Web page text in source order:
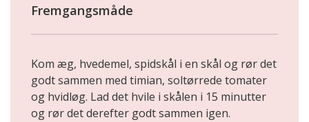
Fremgangsmåde
Kom æg, hvedemel, spidskål i en skål og rør det
godt sammen med timian, soltørrede tomater
og hvidløg. Lad det hvile i skålen i 15 minutter
og rør det derefter godt sammen igen.